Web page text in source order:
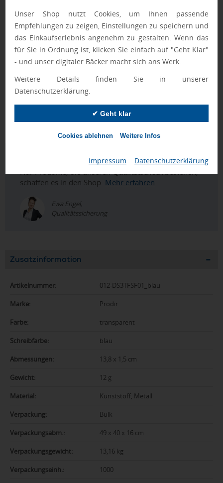
Unser Shop nutzt Cookies, um Ihnen passende
Empfehlungen zu zeigen, Einstellungen zu speichern und
das Einkaufserlebnis angenehm zu gestalten. Wenn das
für Sie in Ordnung ist, klicken Sie einfach auf "Geht Klar"
- und unser digitaler Bäcker macht sich ans Werk.
Weitere Details finden Sie in unserer
Datenschutzerklärung.
✔ Geht klar
Cookies ablehnen Weitere Infos
Impressum Datenschutzerklärung
farblich abgesetzten Ring konfektioniert werden.
Ausgestattet mit der umweltfreundlichen auswechselbaren
FLOATING BALL® lead free-Großraummine 1.0, Schreiblänge
5.000 m, Schreibfarbe Blau oder Schwarz.
➤ Hergestellt mit einem Rezyklatanteil von 100% (Schwarz
und Weiß) oder 50% (alle anderen Farben)
➤ recyclebar
Muster wird mit einem Beispieldruck geliefert.
Nur Produkte, die unserenQualitätscheckbestehen,
schaffen es in den Shop. Mehr erfahren
Ewa Engel,
Qualitätssicherung
Zusatzinformation
Artikelnummer: 012-DS3TFSF01_blau
Marke: Prodir
Farbe: transparent
Schreibfarbe: blau
Abmessungen: 13,8 x 1,5 cm
Gewicht: 12 g
Material: Kunststoff, Metall
Verpackung: Bulk
Verpackungsabm.: 49 x 40 x 16 cm
Verpackungsgewicht: 13,16 kg
Verpackungseinh.: 1000